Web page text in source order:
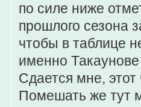
по силе ниже
прошлого сезона
чтобы в таблице
именно
Сдается мне,
Помешать же тут